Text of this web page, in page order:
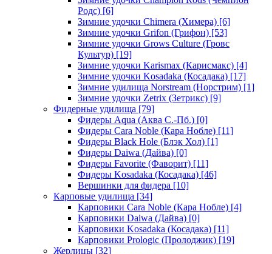
Родс) [6]
Зимние удочки Chimera (Химера) [6]
Зимние удочки Grifon (Грифон) [53]
Зимние удочки Grows Culture (Гровс
Культур) [19]
Зимние удочки Karismax (Карисмакс) [4]
Зимние удочки Kosadaka (Косадака) [17]
Зимние удилища Norstream (Норстрим) [1]
Зимние удочки Zetrix (Зетрикс) [9]
Фидерные удилища [79]
Фидеры Aqua (Аква С.-Пб.) [0]
Фидеры Cara Noble (Кара Нобле) [11]
Фидеры Black Hole (Блэк Хол) [1]
Фидеры Daiwa (Дайва) [0]
Фидеры Favorite (Фаворит) [11]
Фидеры Kosadaka (Косадака) [46]
Вершинки для фидера [10]
Карповые удилища [34]
Карповики Cara Noble (Кара Нобле) [4]
Карповики Daiwa (Дайва) [0]
Карповики Kosadaka (Косадака) [11]
Карповики Prologic (Пролоджик) [19]
Жерлицы [32]